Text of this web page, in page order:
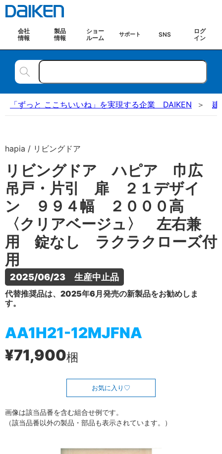
会社
情報
製品
情報
ショー
ルーム
サポート SNS
ログ
イン
「ずっと ここちいいね」を実現する企業 DAIKEN 建
hapia / リビングドア
リビングドア ハピア 巾広
吊戸・片引 扉 ２１デザイ
ン ９９４幅 ２０００高
〈クリアベージュ〉 左右兼
用 錠なし ラクラクローズ付
用
2025/06/23　生産中止品
代替推奨品は、2025年6月発売の新製品をお勧めしま
す。
AA1H21-12MJFNA
¥71,900梱
お気に入り
画像は該当品番を含む組合せ例です。
（該当品番以外の製品・部品も表示されています。）